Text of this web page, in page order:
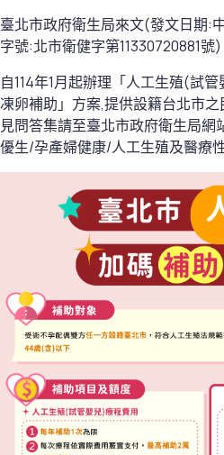
臺北市政府衛生局來文(發文日期:
字號:北市衛健字第11330720881號)
自114年1月起辦理「人工生殖(試
凍卵補助」方案,提供設籍台北市
見問答集請至臺北市政府衛生局
優生/孕產婦健康/人工生殖及醫療性